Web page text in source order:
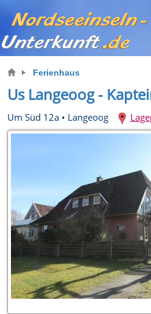
Ferienhaus
Us Langeoog -
Um Süd 12a• Langeoog